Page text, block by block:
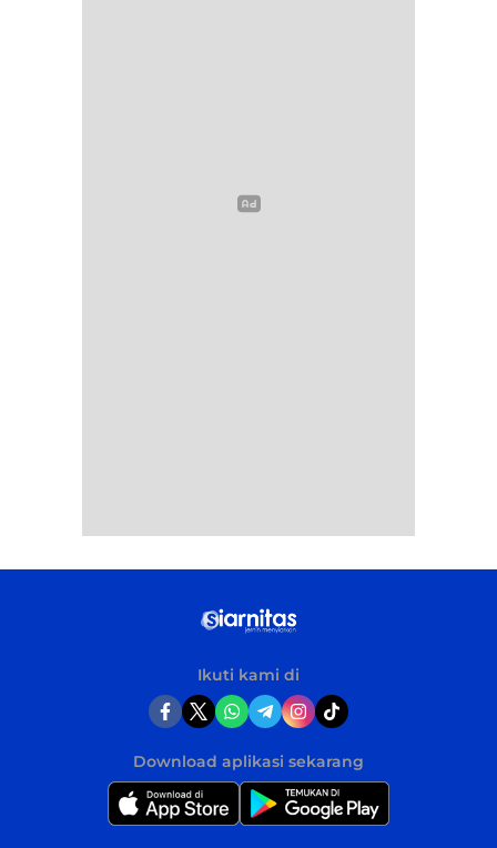
Ikuti kami di
Download aplikasi sekarang